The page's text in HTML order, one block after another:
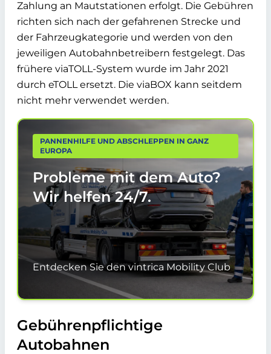
Zahlung an Mautstationen erfolgt. Die Gebühren
richten sich nach der gefahrenen Strecke und
der Fahrzeugkategorie und werden von den
jeweiligen Autobahnbetreibern festgelegt. Das
frühere viaTOLL-System wurde im Jahr 2021
durch eTOLL ersetzt. Die viaBOX kann seitdem
nicht mehr verwendet werden.
PANNENHILFE UND ABSCHLEPPEN IN GANZ
EUROPA
Probleme mit dem Auto?
Wir helfen24/7.
Entdecken Sie den vintrica Mobility Club
Gebührenpflichtige
Autobahnen